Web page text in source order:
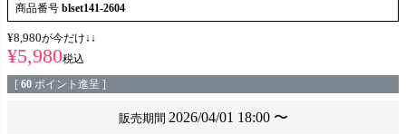
商品番号 blset141-2604
¥8,980が今だけ↓↓
¥5,980税込
[ 60 ポイント進呈 ]
販売期間 2026/04/01 18:00 〜